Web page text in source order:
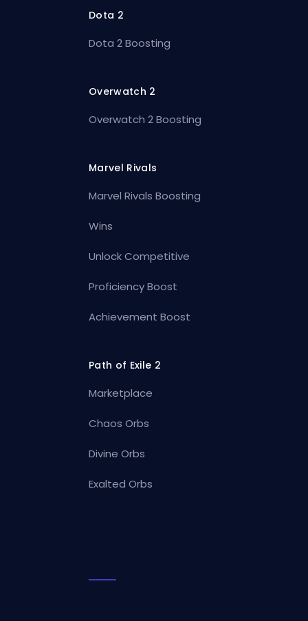
Dota 2
Dota 2 Boosting
Overwatch 2
Overwatch 2 Boosting
Marvel Rivals
Marvel Rivals Boosting
Wins
Unlock Competitive
Proficiency Boost
Achievement Boost
Path of Exile 2
Marketplace
Chaos Orbs
Divine Orbs
Exalted Orbs